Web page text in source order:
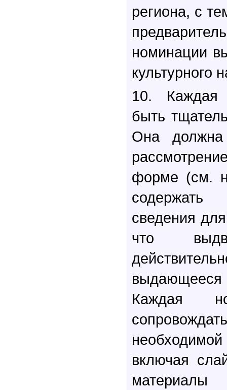
региона, с
номинации
культурного
10. Каждая
быть
Она должна
форме (см.
сведения
что
выдающееся
Каждая
включая
материалы